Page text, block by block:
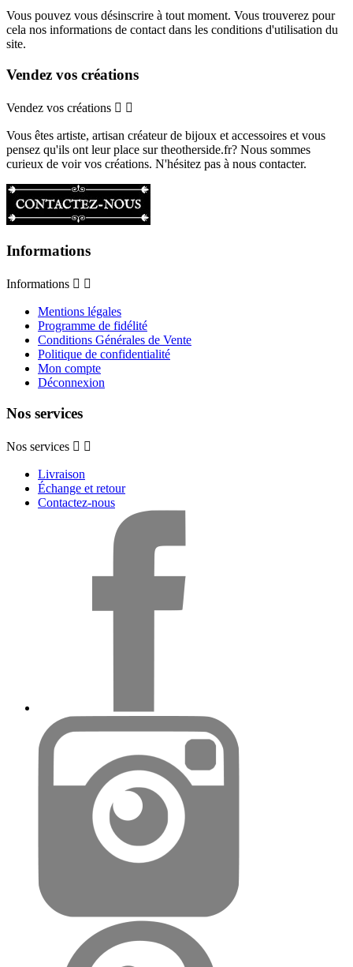
Vous pouvez vous désinscrire à tout moment. Vous trouverez pour
cela nos informations de contact dans les conditions d'utilisation du
site.
Vendez vos créations
Vendez vos créations  
Vous êtes artiste, artisan créateur de bijoux et accessoires et vous
pensez qu'ils ont leur place sur theotherside.fr? Nous sommes
curieux de voir vos créations. N'hésitez pas à nous contacter.
Informations
Informations  
Mentions légales
Programme de fidélité
Conditions Générales de Vente
Politique de confidentialité
Mon compte
Déconnexion
Nos services
Nos services  
Livraison
Échange et retour
Contactez-nous